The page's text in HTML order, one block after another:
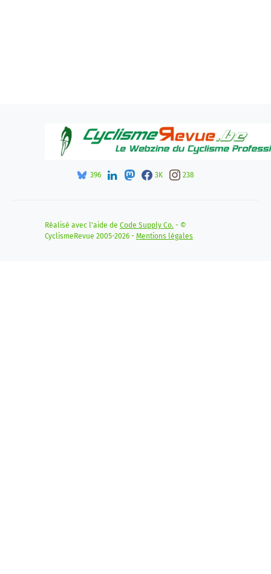
396 3K 238
Réalisé avec l'aide de Code Supply Co. - ©
CyclismeRevue 2005-2026 - Mentions légales